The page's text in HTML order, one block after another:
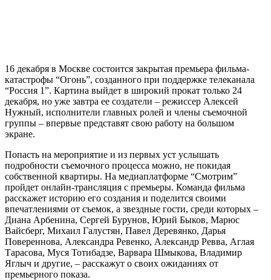
16 декабря в Москве состоится закрытая премьера фильма-
катастрофы “Огонь”, созданного при поддержке телеканала
“Россия 1”. Картина выйдет в широкий прокат только 24
декабря, но уже завтра ее создатели – режиссер Алексей
Нужный, исполнители главных ролей и члены съемочной
группы – впервые представят свою работу на большом
экране.
Попасть на мероприятие и из первых уст услышать
подробности съемочного процесса можно, не покидая
собственной квартиры. На медиаплатформе “Смотрим”
пройдет онлайн-трансляция с премьеры. Команда фильма
расскажет историю его создания и поделится своими
впечатлениями от съемок, а звездные гости, среди которых –
Диана Арбенина, Сергей Бурунов, Юрий Быков, Марюс
Вайсберг, Михаил Галустян, Павел Деревянко, Дарья
Повереннова, Александра Ревенко, Александр Ревва, Аглая
Тарасова, Муся Тотибадзе, Варвара Шмыкова, Владимир
Яглыч и другие, – расскажут о своих ожиданиях от
премьерного показа.